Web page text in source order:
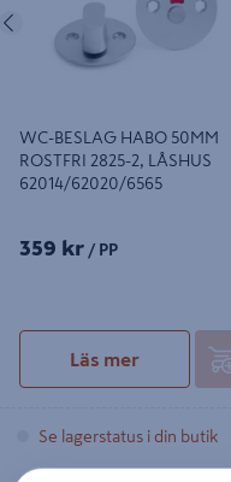
Föregående
WC-BESLAG HABO 50MM
ROSTFRI 2825-2, LÅSHUS
62014/62020/6565
359 kr / PP
Läs mer
Se lagerstatus i din butik